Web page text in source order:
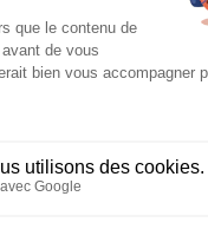
avec les produits
voir les produits